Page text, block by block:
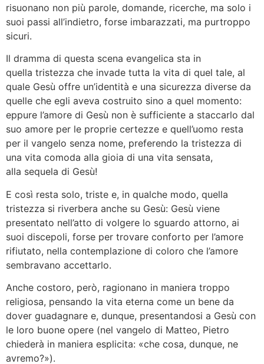
risuonano non più parole, domande, ricerche, ma solo i
suoi passi all’indietro, forse imbarazzati, ma purtroppo
sicuri.
Il dramma di questa scena evangelica sta in
quella tristezza che invade tutta la vita di quel tale, al
quale Gesù offre un’identità e una sicurezza diverse da
quelle che egli aveva costruito sino a quel momento:
eppure l’amore di Gesù non è sufficiente a staccarlo dal
suo amore per le proprie certezze e quell’uomo resta
per il vangelo senza nome, preferendo la tristezza di
una vita comoda alla gioia di una vita sensata,
alla sequela di Gesù!
E così resta solo, triste e, in qualche modo, quella
tristezza si riverbera anche su Gesù: Gesù viene
presentato nell’atto di volgere lo sguardo attorno, ai
suoi discepoli, forse per trovare conforto per l’amore
rifiutato, nella contemplazione di coloro che l’amore
sembravano accettarlo.
Anche costoro, però, ragionano in maniera troppo
religiosa, pensando la vita eterna come un bene da
dover guadagnare e, dunque, presentandosi a Gesù con
le loro buone opere (nel vangelo di Matteo, Pietro
chiederà in maniera esplicita: «che cosa, dunque, ne
avremo?»).